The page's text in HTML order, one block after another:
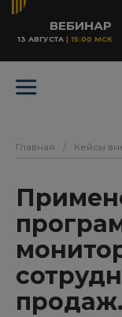
ВЕБИНАР
13 АВГУСТА | 15:00 МСК
Главная / Кейсы